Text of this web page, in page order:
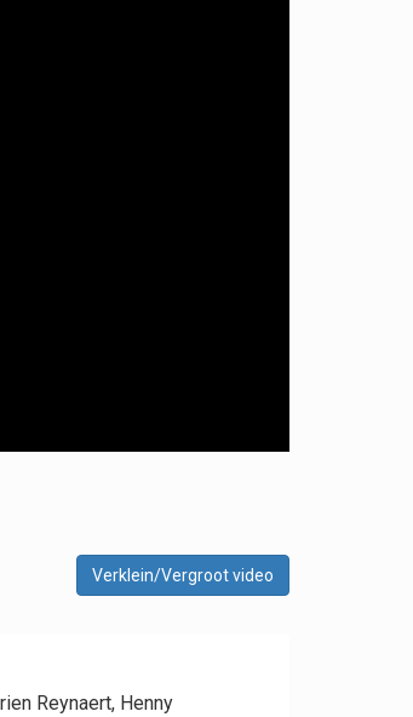
Verklein/Vergroot video
Reynaert, Henny